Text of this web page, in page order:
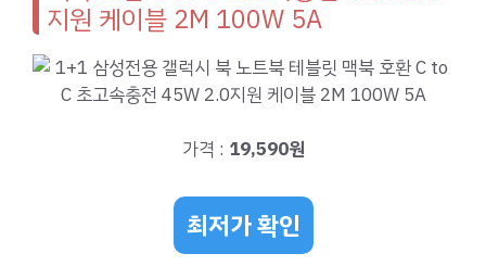
지원 케이블 2M 100W 5A
가격 : 19,590원
최저가 확인